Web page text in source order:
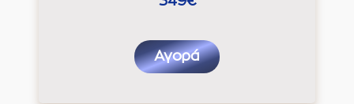
Αγορά